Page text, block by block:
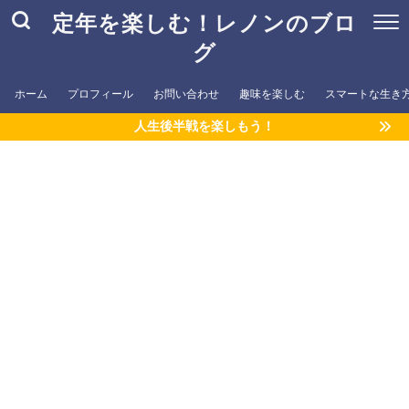
定年を楽しむ！レノンのブロ
グ
ホーム プロフィール お問い合わせ 趣味を楽しむ スマートな生き
人生後半戦を楽しもう！